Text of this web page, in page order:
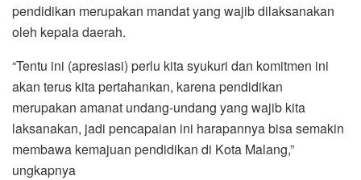
pendidikan merupakan mandat yang wajib dilaksanakan
oleh kepala daerah.
“Tentu ini (apresiasi) perlu kita syukuri dan komitmen ini
akan terus kita pertahankan, karena pendidikan
merupakan amanat undang-undang yang wajib kita
laksanakan, jadi pencapaian ini harapannya bisa semakin
membawa kemajuan pendidikan di Kota Malang,”
ungkapnya